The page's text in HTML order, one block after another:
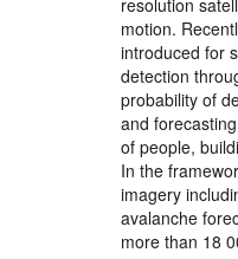
motion.
introduced for
detection
probability of
and
of people,
In the
imagery
avalanche
more than 18